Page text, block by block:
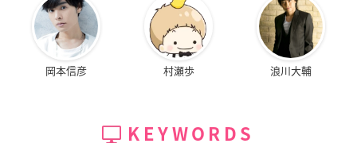
岡本信彦 村瀬歩 浪川大輔
KEYWORDS